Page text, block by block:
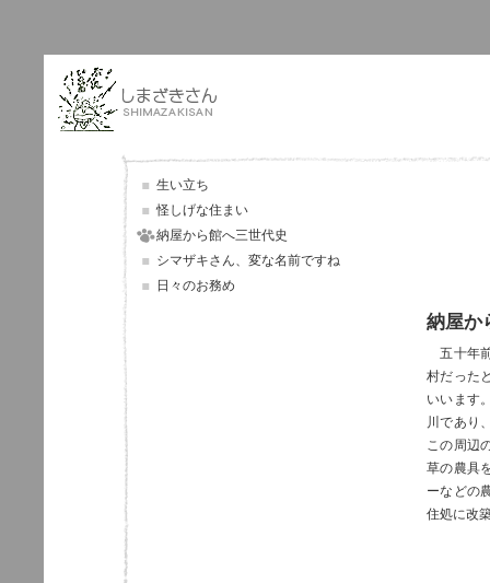
生い立ち
怪しげな住まい
納屋から館へ三世代史
シマザキさん、変な名前ですね
日々のお務め
納屋か
五十年
村だった
いいます
川であり
この周辺
草の農具
ーなどの
住処に改